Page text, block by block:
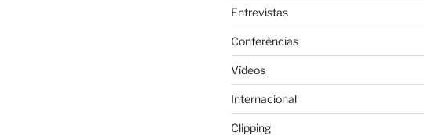
Entrevistas
Conferências
Vídeos
Internacional
Clipping